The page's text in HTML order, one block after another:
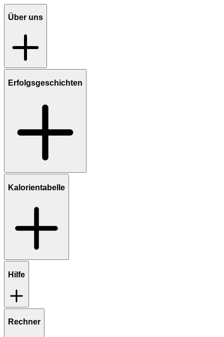
Über uns
Erfolgsgeschichten
Kalorientabelle
Hilfe
Rechner